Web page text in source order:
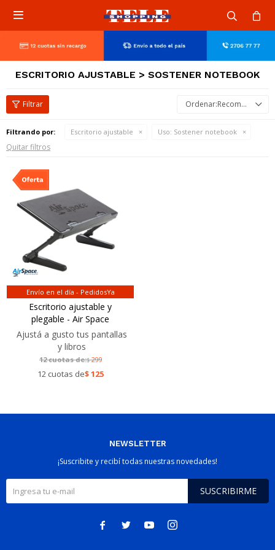

ESCRITORIO AJUSTABLE > SOSTENER NOTEBOOK
Recomendados
Filtrando por: Escritorio ajustable Uso: Sostener notebook
Quitar filtros
Envío en el día - PedidosYa
Escritorio ajustable y
plegable - Air Space
Ajustá a gusto tus pantallas
y libros
12 cuotas de:$299
12 cuotas de$125
NEWSLETTER
¡Suscribite y recibí todas nuestras novedades!
SUSCRIBIRME
   